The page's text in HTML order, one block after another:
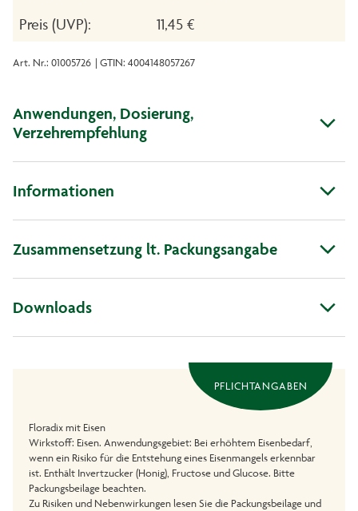
Preis (UVP):
11,45 €
Art. Nr.: 01005726 | GTIN: 4004148057267
Anwendungen, Dosierung,
Verzehrempfehlung
Informationen
Zusammensetzung lt. Packungsangabe
Downloads
PFLICHTANGABEN
Floradix mit Eisen
Wirkstoff: Eisen. Anwendungsgebiet: Bei erhöhtem Eisenbedarf,
wenn ein Risiko für die Entstehung eines Eisenmangels erkennbar
ist. Enthält Invertzucker (Honig), Fructose und Glucose. Bitte
Packungsbeilage beachten.
Zu Risiken und Nebenwirkungen lesen Sie die Packungsbeilage und